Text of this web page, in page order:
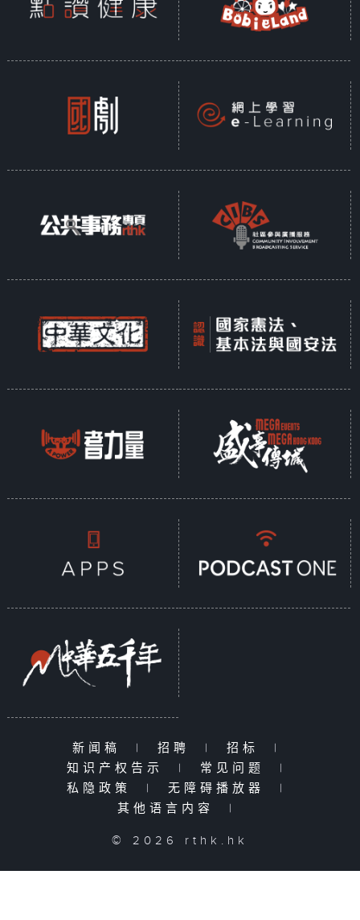
新闻稿 | 招聘 | 招标
|
知识产权告示
| 常见问题
|
私隐政策
| 无障碍播放器
|
其他语言内容
|
© 2026 rthk.hk